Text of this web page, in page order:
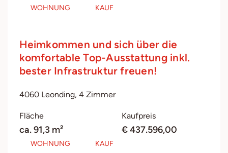
WOHNUNG KAUF
Heimkommen und sich über die
komfortable Top-Ausstattung inkl.
bester Infrastruktur freuen!
4060 Leonding, 4 Zimmer
Fläche
ca. 91,3 m²
Kaufpreis
€ 437.596,00
WOHNUNG KAUF